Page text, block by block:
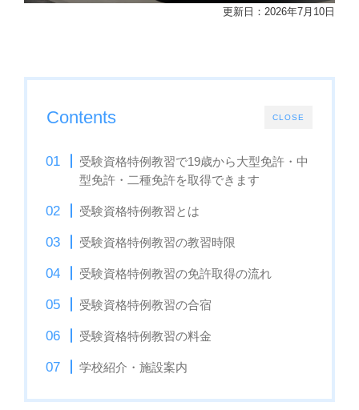
更新日：2026年7月10日
CLOSE
Contents
受験資格特例教習で19歳から大型免許・中
型免許・二種免許を取得できます
受験資格特例教習とは
受験資格特例教習の教習時限
受験資格特例教習の免許取得の流れ
受験資格特例教習の合宿
受験資格特例教習の料金
学校紹介・施設案内